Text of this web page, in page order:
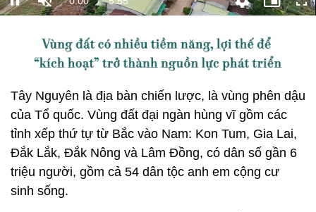
Tây Nguyên là địa bàn chiến lược, là vùng phên dậu
của Tổ quốc. Vùng đất đại ngàn hùng vĩ gồm các
tỉnh xếp thứ tự từ Bắc vào Nam: Kon Tum, Gia Lai,
Đắk Lắk, Đắk Nông và Lâm Đồng, có dân số gần 6
triệu người, gồm cả 54 dân tộc anh em cộng cư
sinh sống.